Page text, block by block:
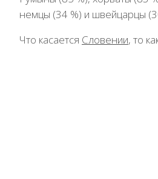
немцы (34 %) и швейцарцы
Что касается Словении, то